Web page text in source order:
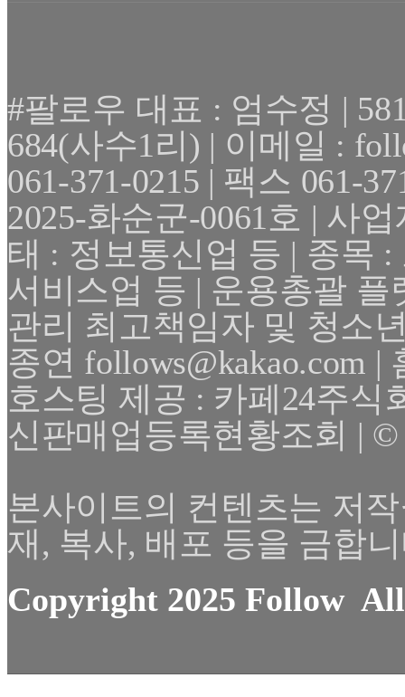
#팔로우 대표 : 엄수정 |
684(사수1리) | 이메일 :
061-371-0215 | 팩스 061-
2025-화순군-0061호 | 사
태 : 정보통신업 등 | 종목
서비스업 등 | 운용총괄
관리 최고책임자 및 청소
종연 follows@kakao.com
호스팅 제공 : 카페24주식
신판매업등록현황조회 | ©
본사이트의 컨텐츠는 저
재, 복사, 배포 등을 금합
Copyright 2025 Follow